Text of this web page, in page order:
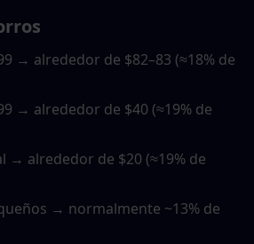
→ alrededor de $82–83 (≈18% de
→ alrededor de $40 (≈19% de
→ alrededor de $20 (≈19% de
→ normalmente ~13% de